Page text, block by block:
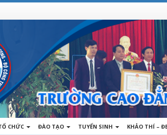
CHỨC ĐÀO TẠO TUYỂN SINH KHẢO THÍ –